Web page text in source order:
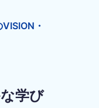
・
学び